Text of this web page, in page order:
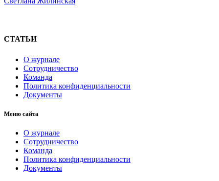
СТАТЬИ
О журнале
Сотрудничество
Команда
Политика конфиденциальности
Документы
Меню сайта
О журнале
Сотрудничество
Команда
Политика конфиденциальности
Документы